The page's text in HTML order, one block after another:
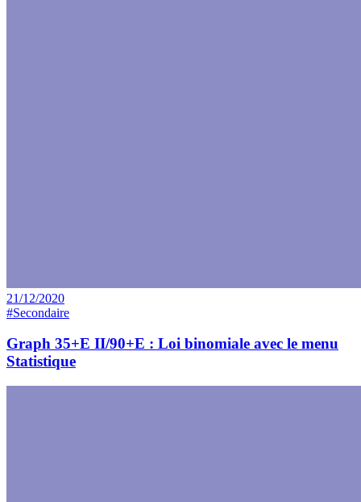
21/12/2020
#Secondaire
Graph 35+E II/90+E : Loi binomiale avec le menu
Statistique